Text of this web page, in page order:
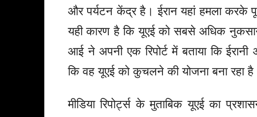
और पर्यटन केंद्र है। ईरान यहां हमला करके
यही कारण है कि यूएई को सबसे अधिक
आई ने अपनी एक रिपोर्ट में बताया कि
कि वह यूएई को कुचलने की योजना बना रहा
मीडिया रिपोर्ट्स के मुताबिक यूएई का